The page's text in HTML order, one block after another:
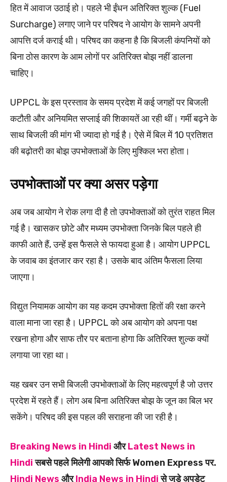
हित में आवाज उठाई हो। पहले भी ईंधन अतिरिक्त शुल्क (Fuel
Surcharge) लगाए जाने पर परिषद ने आयोग के सामने अपनी
आपत्ति दर्ज कराई थी। परिषद का कहना है कि बिजली कंपनियों को
बिना ठोस कारण के आम लोगों पर अतिरिक्त बोझ नहीं डालना
चाहिए।
UPPCL के इस प्रस्ताव के समय प्रदेश में कई जगहों पर बिजली
कटौती और अनियमित सप्लाई की शिकायतें आ रही थीं। गर्मी बढ़ने के
साथ बिजली की मांग भी ज्यादा हो गई है। ऐसे में बिल में 10 प्रतिशत
की बढ़ोतरी का बोझ उपभोक्ताओं के लिए मुश्किल भरा होता।
उपभोक्ताओं पर क्या असर पड़ेगा
अब जब आयोग ने रोक लगा दी है तो उपभोक्ताओं को तुरंत राहत मिल
गई है। खासकर छोटे और मध्यम उपभोक्ता जिनके बिल पहले ही
काफी आते हैं, उन्हें इस फैसले से फायदा हुआ है। आयोग UPPCL
के जवाब का इंतजार कर रहा है। उसके बाद अंतिम फैसला लिया
जाएगा।
विद्युत नियामक आयोग का यह कदम उपभोक्ता हितों की रक्षा करने
वाला माना जा रहा है। UPPCL को अब आयोग को अपना पक्ष
रखना होगा और साफ तौर पर बताना होगा कि अतिरिक्त शुल्क क्यों
लगाया जा रहा था।
यह खबर उन सभी बिजली उपभोक्ताओं के लिए महत्वपूर्ण है जो उत्तर
प्रदेश में रहते हैं। लोग अब बिना अतिरिक्त बोझ के जून का बिल भर
सकेंगे। परिषद की इस पहल की सराहना की जा रही है।
Breaking News in Hindi औरLatest News in
Hindiसबसे पहले मिलेगी आपको सिर्फ Women Express पर.
Hindi News औरIndia News in Hindiसे जुड़े अपडेट